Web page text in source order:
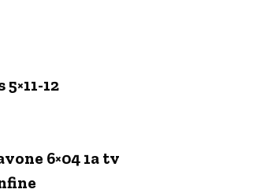
12
6×04 1a tv